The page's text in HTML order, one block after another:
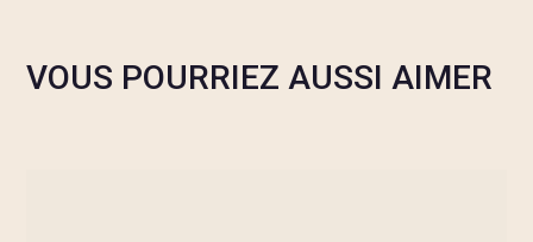
VOUS POURRIEZ AUSSI AIMER